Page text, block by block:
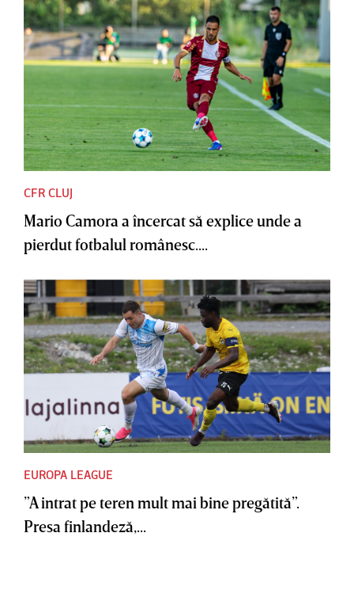
CFR CLUJ
Mario Camora a încercat să explice unde a
pierdut fotbalul românesc....
EUROPA LEAGUE
”A intrat pe teren mult mai bine pregătită”.
Presa finlandeză,...